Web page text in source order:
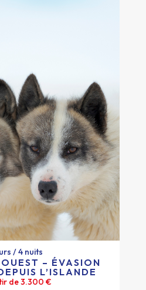
/ 4 nuits
– ÉVASION
L’ISLANDE
de 3.300 €
/ 4 nuits
– ÉVASION